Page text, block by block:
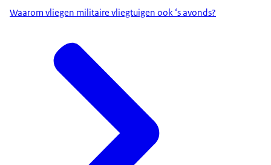
Waarom vliegen militaire vliegtuigen ook ‘s avonds?